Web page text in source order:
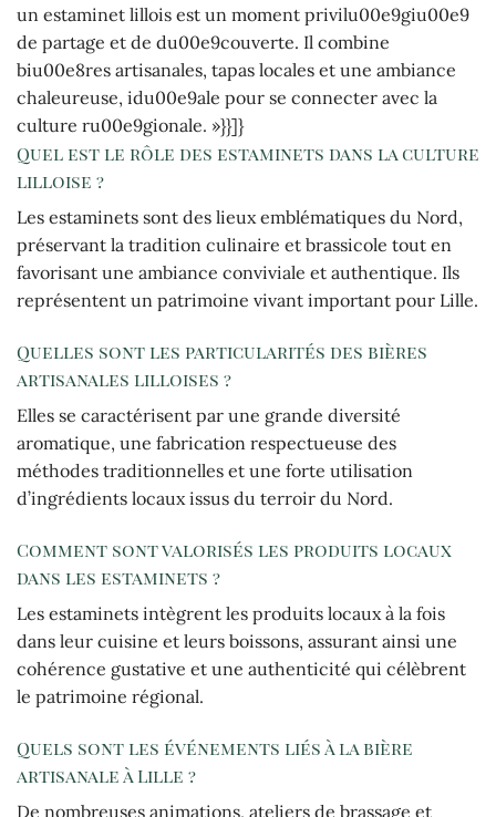
un estaminet lillois est un moment privilu00e9giu00e9
de partage et de du00e9couverte. Il combine
biu00e8res artisanales, tapas locales et une ambiance
chaleureuse, idu00e9ale pour se connecter avec la
culture ru00e9gionale. »}}]}
Quel est le rôle des estaminets dans la culture
lilloise ?
Les estaminets sont des lieux emblématiques du Nord,
préservant la tradition culinaire et brassicole tout en
favorisant une ambiance conviviale et authentique. Ils
représentent un patrimoine vivant important pour Lille.
Quelles sont les particularités des bières
artisanales lilloises ?
Elles se caractérisent par une grande diversité
aromatique, une fabrication respectueuse des
méthodes traditionnelles et une forte utilisation
d’ingrédients locaux issus du terroir du Nord.
Comment sont valorisés les produits locaux
dans les estaminets ?
Les estaminets intègrent les produits locaux à la fois
dans leur cuisine et leurs boissons, assurant ainsi une
cohérence gustative et une authenticité qui célèbrent
le patrimoine régional.
Quels sont les événements liés à la bière
artisanale à Lille ?
De nombreuses animations, ateliers de brassage et